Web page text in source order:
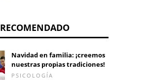
RECOMENDADO
Navidad en familia: ¡creemos
nuestras propias tradiciones!
PSICOLOGÍA